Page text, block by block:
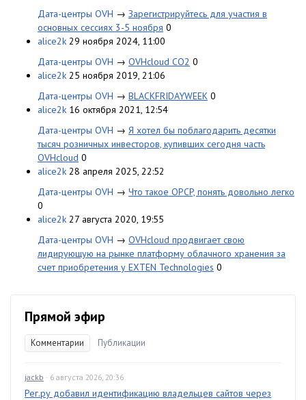
Дата-центры OVH → Зарегистрируйтесь для участия в
основных сессиях 3-5 ноября 0
alice2k 29 ноября 2024, 11:00
Дата-центры OVH → OVHcloud CO2 0
alice2k 25 ноября 2019, 21:06
Дата-центры OVH → BLACKFRIDAYWEEK 0
alice2k 16 октября 2021, 12:54
Дата-центры OVH → Я хотел бы поблагодарить десятки
тысяч розничных инвесторов, купивших сегодня часть
OVHcloud 0
alice2k 28 апреля 2025, 22:52
Дата-центры OVH → Что такое OPCP, понять довольно легко
0
alice2k 27 августа 2020, 19:55
Дата-центры OVH → OVHcloud продвигает свою
лидирующую на рынке платформу облачного хранения за
счет приобретения у EXTEN Technologies 0
Прямой эфир
Комментарии Публикации
jackb · 6 августа 2026, 20:36
Рег.ру добавил идентификацию владельцев сайтов через